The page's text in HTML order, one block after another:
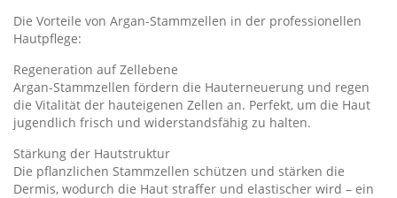
Die Vorteile von Argan-Stammzellen in der professionellen
Hautpflege:
Regeneration auf Zellebene
Argan-Stammzellen fördern die Hauterneuerung und regen
die Vitalität der hauteigenen Zellen an. Perfekt, um die Haut
jugendlich frisch und widerstandsfähig zu halten.
Stärkung der Hautstruktur
Die pflanzlichen Stammzellen schützen und stärken die
Dermis, wodurch die Haut straffer und elastischer wird – ein